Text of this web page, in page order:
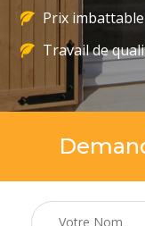
Prix imbattable
Travail de